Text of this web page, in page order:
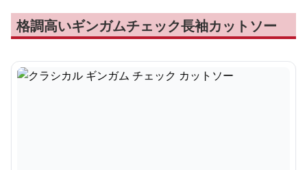
格調高いギンガムチェック長袖カットソー